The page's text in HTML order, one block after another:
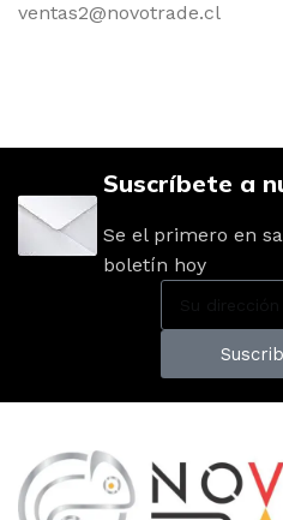
ventas2@novotrade.cl
Suscríbete a
Se el primero en
boletín hoy